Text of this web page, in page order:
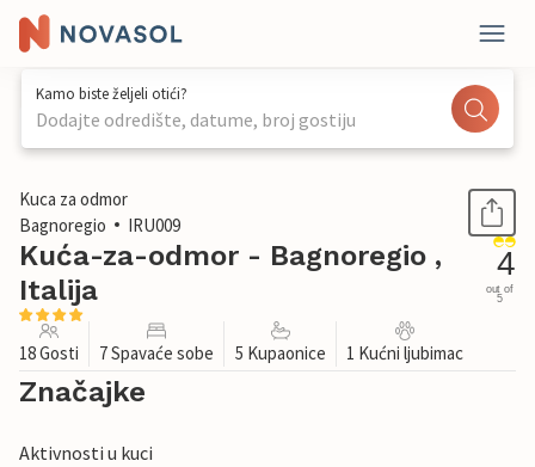
Kamo biste željeli otići?
Dodajte odredište, datume, broj gostiju
1 / 38
Kuca za odmor
Bagnoregio
IRU009
Kuća-za-odmor - Bagnoregio ,
Italija
4
out of
5
18 Gosti 7 Spavaće sobe 5 Kupaonice 1 Kućni ljubimac
Značajke
Aktivnosti u kuci